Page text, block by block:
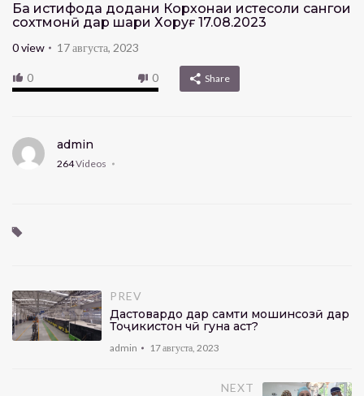
Ба истифода додани Корхонаи истеҳсоли сангҳои
сохтмонӣ дар шаҳри Хоруғ 17.08.2023
0view 17 августа, 2023
0 0 Share
admin
264Videos
PREV
Дастовардҳо дар самти мошинсозӣ дар
Тоҷикистон чӣ гуна аст?
admin 17 августа, 2023
NEXT